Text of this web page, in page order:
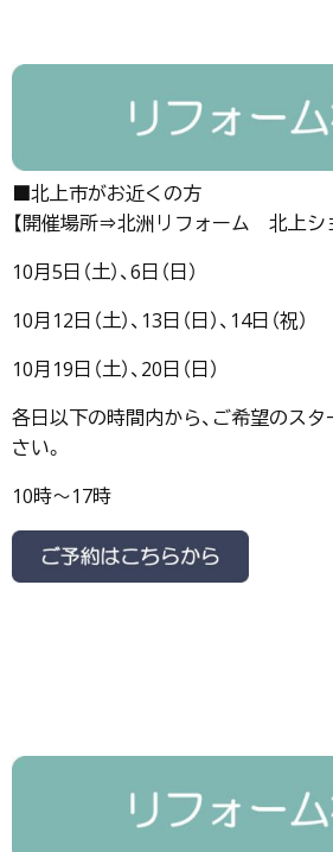
■北上市がお近くの方
【開催場所⇒北洲リフォーム 北上シ
10月5日（土）、6日（日）
10月12日（土）、13日（日）、14日（祝）
10月19日（土）、20日（日）
各日以下の時間内から、ご希望のス
さい。
10時～17時